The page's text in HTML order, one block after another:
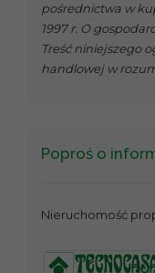
pośrednictwa w
1997 r. O
Treść niniejszego
handlowej w
Poproś o
Nieruchomość